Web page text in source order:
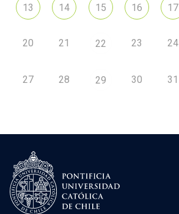
13 14 15 16 17
20 21 22 23 24
27 28 29 30 31